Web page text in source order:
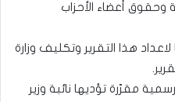
وحقوق أعضاء الأحزاب
أجل بـ 45 يوما لاعداد هذا التقرير وتكليف وزارة
مقرّرة تؤديها نائبة وزير